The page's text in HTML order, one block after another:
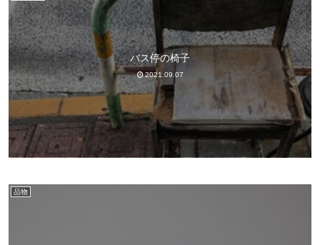
バス停の椅子
2021.09.07
品物